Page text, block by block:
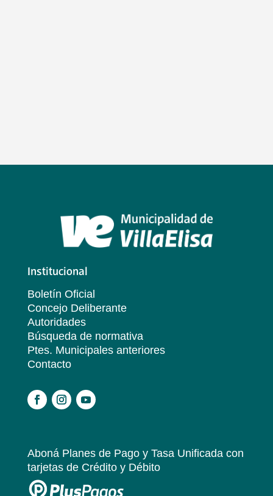
Institucional
Boletín Oficial
Concejo Deliberante
Autoridades
Búsqueda de normativa
Ptes. Municipales anteriores
Contacto
Aboná Planes de Pago y Tasa Unificadacon
tarjetas de Crédito y Débito